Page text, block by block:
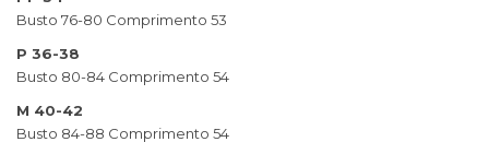
Busto 76-80 Comprimento 53
P 36-38
Busto 80-84 Comprimento 54
M 40-42
Busto 84-88 Comprimento 54